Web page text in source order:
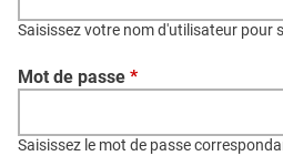
CONTACT
Saisissez votre nom d'utilisateur pour
Mot de passe *
Saisissez le mot de passe